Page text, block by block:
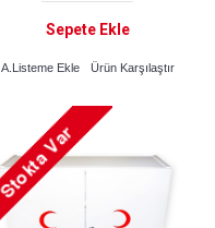
Sepete Ekle
A.Listeme Ekle Ürün Karşılaştır